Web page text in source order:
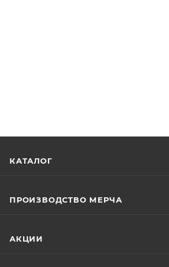
КАТАЛОГ
ПРОИЗВОДСТВО МЕРЧА
АКЦИИ